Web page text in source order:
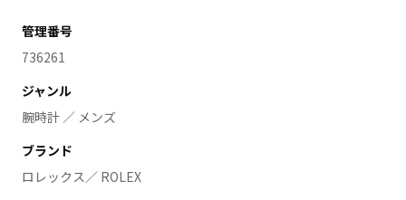
管理番号
736261
ジャンル
腕時計 ／ メンズ
ブランド
ロレックス／ ROLEX